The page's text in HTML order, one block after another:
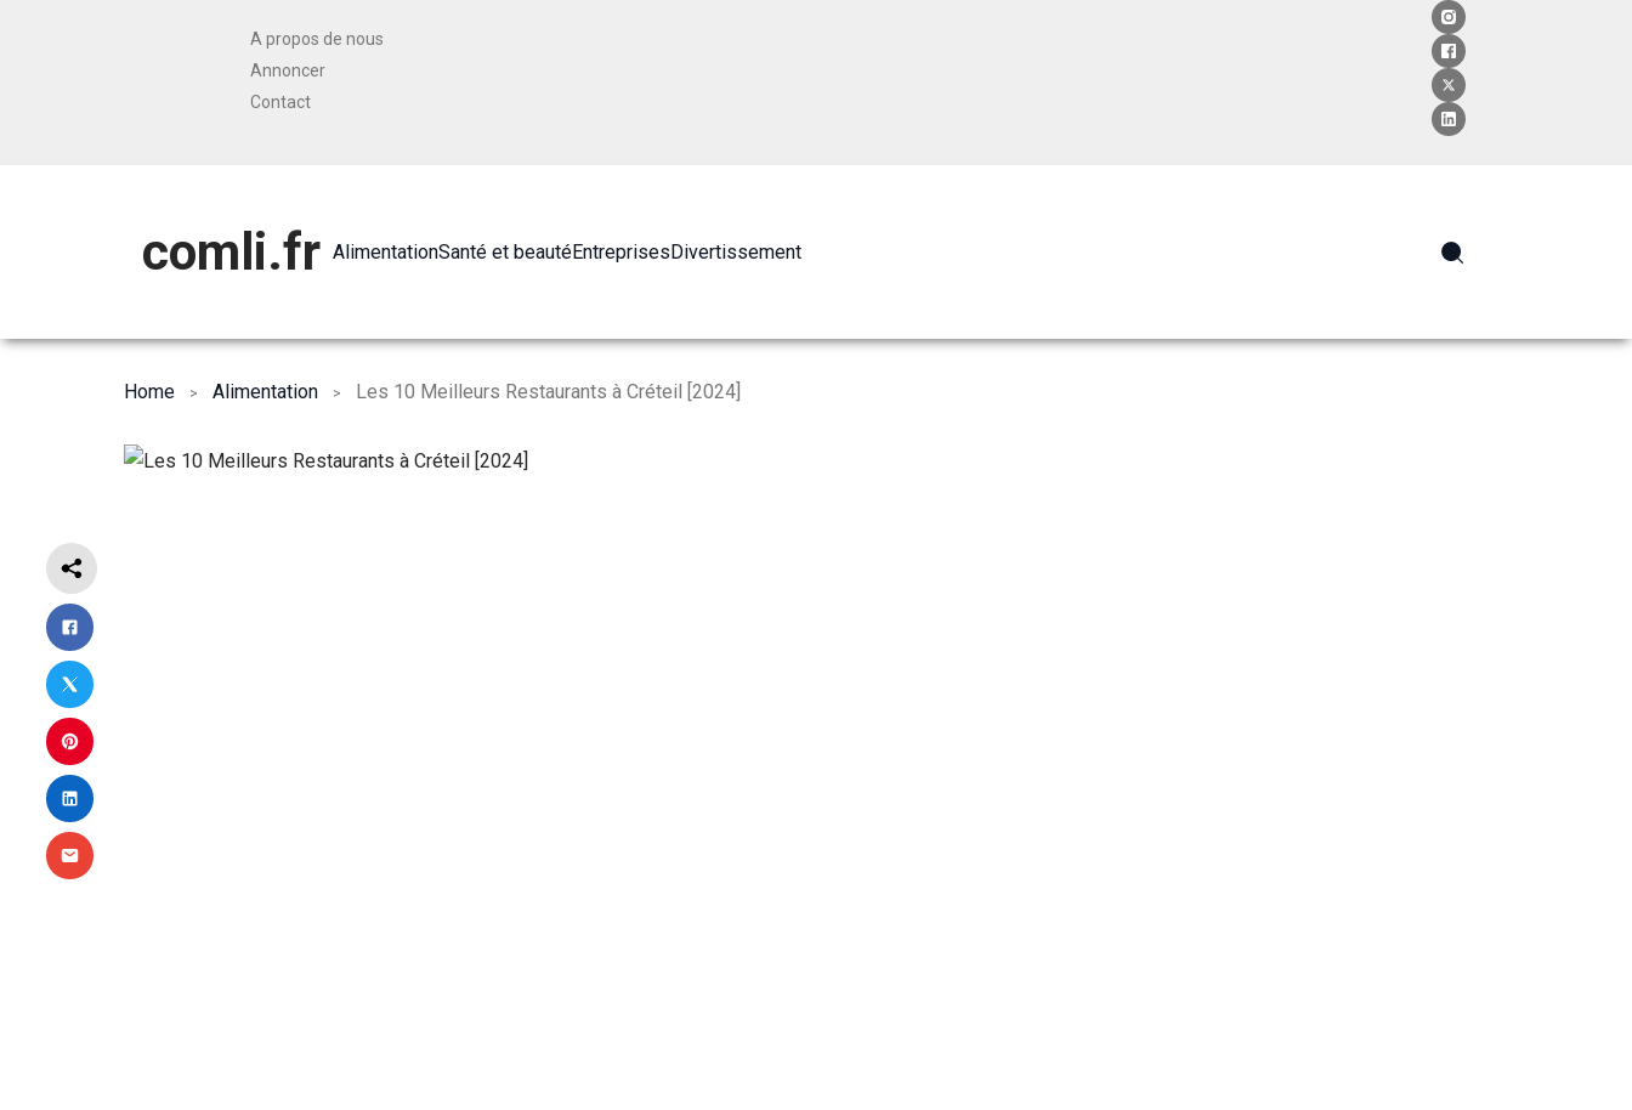
A propos de nous
Annoncer
Contact
comli.fr AlimentationSanté et beautéEntreprisesDivertissement
Home Alimentation Les 10 Meilleurs Restaurants à Créteil [2024]